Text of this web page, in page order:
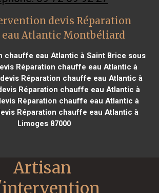
devis Réparation
eau Atlantic Montbéliard
chauffe eau Atlantic à Saint Brice sous
Réparation chauffe eau Atlantic à
Réparation chauffe eau Atlantic à
Réparation chauffe eau Atlantic à
Réparation chauffe eau Atlantic à
Réparation chauffe eau Atlantic à
Limoges 87000
Artisan